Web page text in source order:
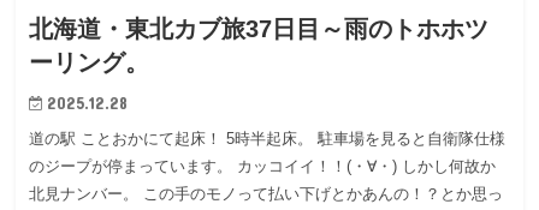
北海道・東北カブ旅37日目～雨のトホホツ
ーリング。
2025.12.28
道の駅 ことおかにて起床！ 5時半起床。 駐車場を見ると自衛隊仕様
のジープが停まっています。 カッコイイ！！(・∀・) しかし何故か
北見ナンバー。 この手のモノって払い下げとかあんの！？とか思っ